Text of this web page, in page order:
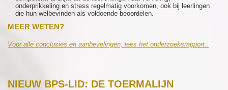
onderprikkeling en stress regelmatig voorkomen, ook bij leerlingen
die hun welbevinden als voldoende beoordelen.
MEER WETEN?
Voor alle conclusies en aanbevelingen, lees het onderzoeksrapport..
NIEUW BPS-LID: DE TOERMALIJN